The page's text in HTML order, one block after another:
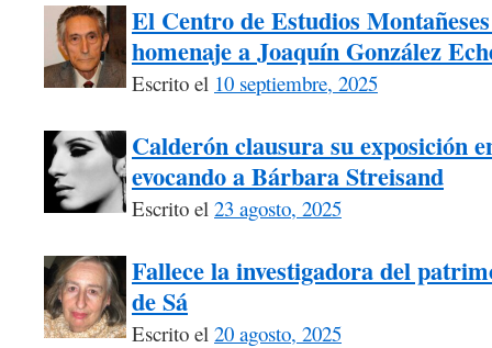
El Centro de Estudios
homenaje a Joaquín González
Escrito el 10 septiembre, 2025
Calderón clausura su exposición
evocando a Bárbara Streisand
Escrito el 23 agosto, 2025
Fallece la investigadora del
de Sá
Escrito el 20 agosto, 2025